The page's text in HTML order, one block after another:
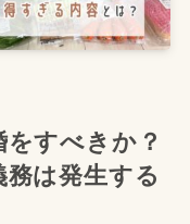
すべきか？
は発生する